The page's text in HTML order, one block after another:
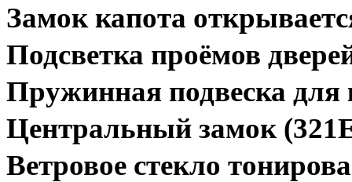
Замок капота
Подсветка проёмов
Пружинная подвеска
Центральный замок
Ветровое стекло